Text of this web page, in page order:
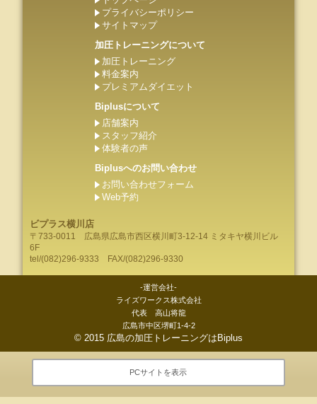
プライバシーポリシー
サイトマップ
加圧トレーニングについて
加圧トレーニング
料金案内
プレミアムダイエット
Biplusについて
店舗案内
スタッフ紹介
体験者の声
Biplusへのお問い合わせ
お問い合わせフォーム
Web予約
ビプラス横川店
〒733-0011 広島県広島市西区横川町3-12-14 ミタキヤ横川ビル
6F
tel/(082)296-9333 FAX/(082)296-9330
-運営会社-
ライズワークス株式会社
代表 高山将龍
広島市中区堺町1-4-2
© 2015 広島の加圧トレーニングはBiplus
PCサイトを表示